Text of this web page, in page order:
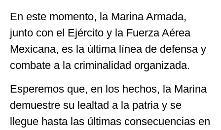
En este momento, la Marina Armada,
junto con el Ejército y la Fuerza Aérea
Mexicana, es la última línea de defensa y
combate a la criminalidad organizada.
Esperemos que, en los hechos, la Marina
demuestre su lealtad a la patria y se
llegue hasta las últimas consecuencias en